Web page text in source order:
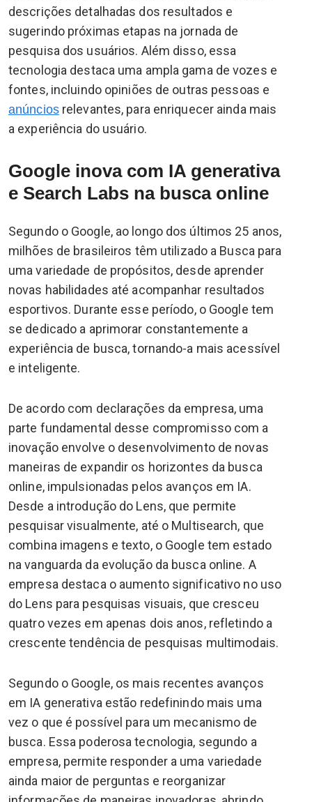
descrições detalhadas dos resultados e
sugerindo próximas etapas na jornada de
pesquisa dos usuários. Além disso, essa
tecnologia destaca uma ampla gama de vozes e
fontes, incluindo opiniões de outras pessoas e
anúnciosrelevantes, para enriquecer ainda mais
a experiência do usuário.
Google inova com IA generativa
e Search Labs na busca online
Segundo o Google, ao longo dos últimos 25 anos,
milhões de brasileiros têm utilizado a Busca para
uma variedade de propósitos, desde aprender
novas habilidades até acompanhar resultados
esportivos. Durante esse período, o Google tem
se dedicado a aprimorar constantemente a
experiência de busca, tornando-a mais acessível
e inteligente.
De acordo com declarações da empresa, uma
parte fundamental desse compromisso com a
inovação envolve o desenvolvimento de novas
maneiras de expandir os horizontes da busca
online, impulsionadas pelos avanços em IA.
Desde a introdução do Lens, que permite
pesquisar visualmente, até o Multisearch, que
combina imagens e texto, o Google tem estado
na vanguarda da evolução da busca online. A
empresa destaca o aumento significativo no uso
do Lens para pesquisas visuais, que cresceu
quatro vezes em apenas dois anos, refletindo a
crescente tendência de pesquisas multimodais.
Segundo o Google, os mais recentes avanços
em IA generativa estão redefinindo mais uma
vez o que é possível para um mecanismo de
busca. Essa poderosa tecnologia, segundo a
empresa, permite responder a uma variedade
ainda maior de perguntas e reorganizar